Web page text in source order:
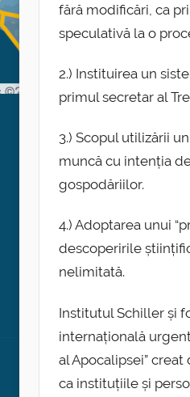
fără modificări, ca
speculativă la o
2.) Instituirea un
primul secretar al
3.) Scopul utilizării
muncă cu intenția
gospodăriilor.
4.) Adoptarea unui
descoperirile
nelimitată.
Institutul Schiller și
internațională
al Apocalipsei”
ca instituțiile și